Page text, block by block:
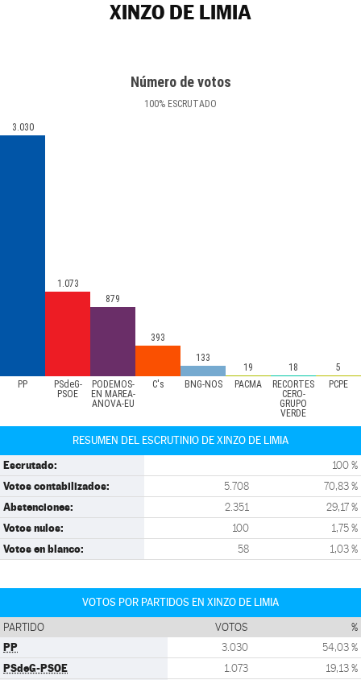
XINZO DE LIMIA
Número de votos
100% ESCRUTADO
PP
PSdeG-
PSOE
PODEMOS-
EN MAREA-
ANOVA-EU
C's BNG-NÓS PACMA
RECORTES
CERO-
GRUPO
VERDE
PCPE
3.030
1.073
879
393
133
19
18 5
RESUMEN DEL ESCRUTINIO DE XINZO DE LIMIA
Escrutado: 100 %
Votos contabilizados: 5.708 70,83 %
Abstenciones: 2.351 29,17 %
Votos nulos: 100 1,75 %
Votos en blanco: 58 1,03 %
VOTOS POR PARTIDOS EN XINZO DE LIMIA
PARTIDO VOTOS %
PP 3.030 54,03 %
PSdeG-PSOE 1.073 19,13 %